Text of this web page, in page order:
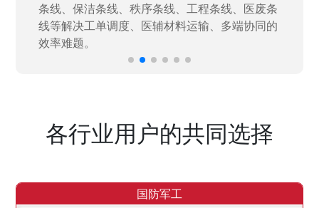
效率。
各行业用户的共同选择
国防军工